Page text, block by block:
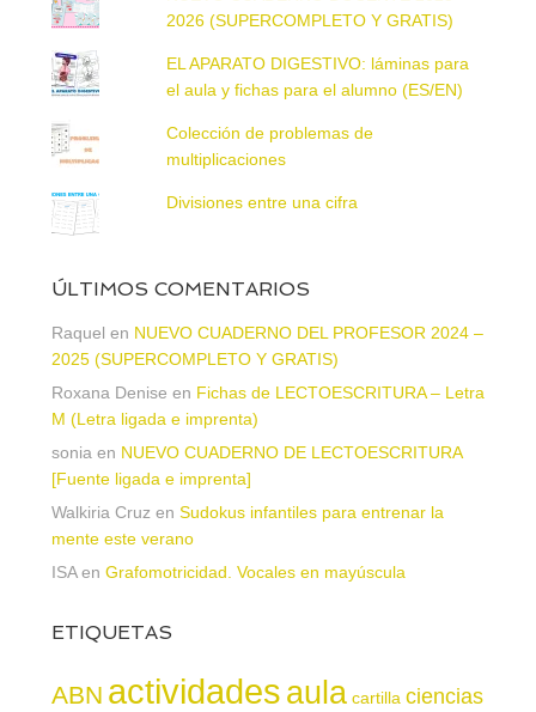
2026 (SUPERCOMPLETO Y GRATIS)
EL APARATO DIGESTIVO: láminas para
el aula y fichas para el alumno (ES/EN)
Colección de problemas de
multiplicaciones
Divisiones entre una cifra
ÚLTIMOS COMENTARIOS
Raquel en NUEVO CUADERNO DEL PROFESOR 2024 –
2025 (SUPERCOMPLETO Y GRATIS)
Roxana Denise en Fichas de LECTOESCRITURA – Letra
M (Letra ligada e imprenta)
sonia en NUEVO CUADERNO DE LECTOESCRITURA
[Fuente ligada e imprenta]
Walkiria Cruz en Sudokus infantiles para entrenar la
mente este verano
ISAen Grafomotricidad. Vocales en mayúscula
ETIQUETAS
ABN actividadesaula cartilla ciencias